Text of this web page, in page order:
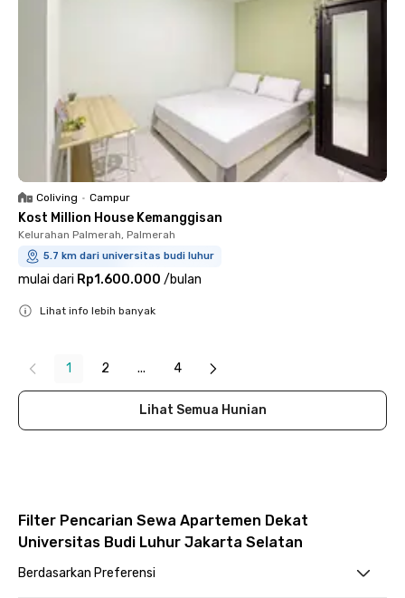
Coliving • Campur
Kost Million House Kemanggisan
Kelurahan Palmerah, Palmerah
5.7 km dari universitas budi luhur
mulai dari Rp1.600.000 /bulan
Lihat info lebih banyak
1 2 ... 4
Lihat Semua Hunian
Filter Pencarian Sewa Apartemen Dekat
Universitas Budi Luhur Jakarta Selatan
Berdasarkan Preferensi